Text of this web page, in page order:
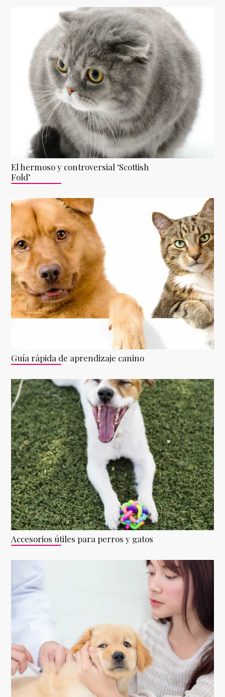
El hermoso y controversial ‘Scottish
Fold’
Guía rápida de aprendizaje canino
Accesorios útiles para perros y gatos